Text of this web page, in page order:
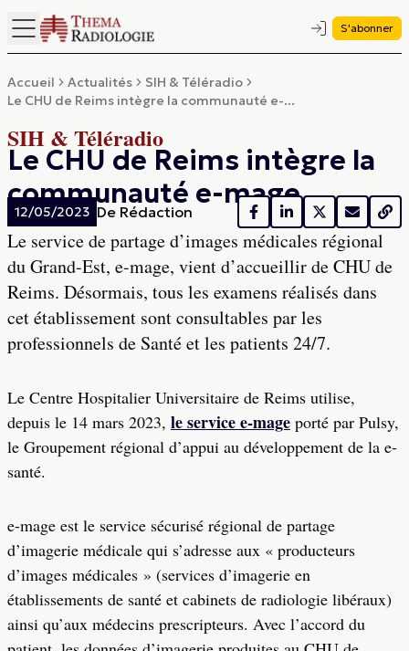
S'abonner
Accueil Actualités
SIH & Téléradio
Le CHU de Reims intègre la communauté e-...
SIH & Téléradio
Le CHU de Reims intègre la
communauté e-mage
12/05/2023 De Rédaction
Le service de partage d’images médicales régional
du Grand-Est, e-mage, vient d’accueillir de CHU de
Reims. Désormais, tous les examens réalisés dans
cet établissement sont consultables par les
professionnels de Santé et les patients 24/7.
Le Centre Hospitalier Universitaire de Reims utilise,
depuis le 14 mars 2023, le service e-mage porté par Pulsy,
le Groupement régional d’appui au développement de la e-
santé.
e-mage est le service sécurisé régional de partage
d’imagerie médicale qui s’adresse aux « producteurs
d’images médicales » (services d’imagerie en
établissements de santé et cabinets de radiologie libéraux)
ainsi qu’aux médecins prescripteurs. Avec l’accord du